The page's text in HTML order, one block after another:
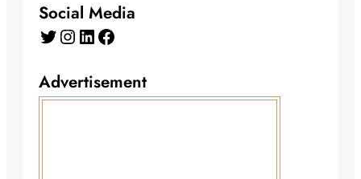
Social Media
Twitter Instagram LinkedIn Facebook
Advertisement